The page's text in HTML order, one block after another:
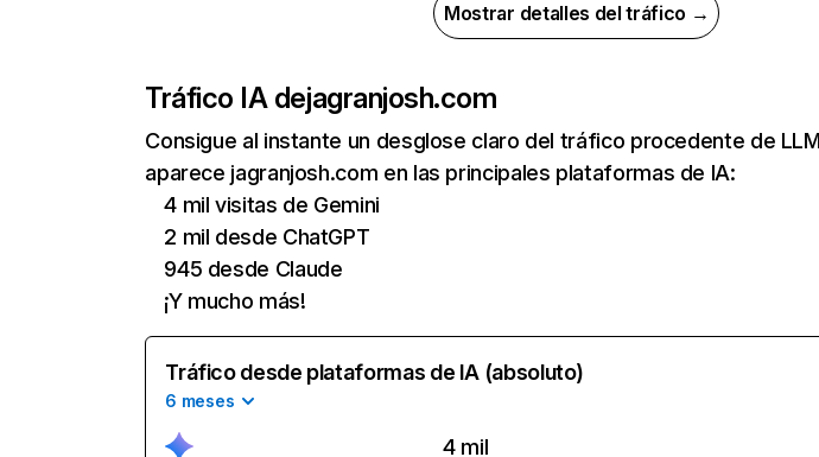
Mostrar detalles del tráfico →
Tráfico IA dejagranjosh.com
Consigue al instante un desglose claro del tráfico procedente de
aparece jagranjosh.com en las principales plataformas de IA:
4 mil visitas de Gemini
2 mil desde ChatGPT
945 desde Claude
¡Y mucho más!
Tráfico desde plataformas de IA (absoluto)
6 meses
4 mil